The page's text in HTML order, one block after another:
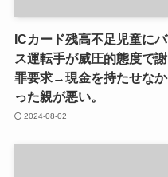
ICカード残高不足児童にバ
ス運転手が威圧的態度で謝
罪要求→現金を持たせなか
った親が悪い。
2024-08-02